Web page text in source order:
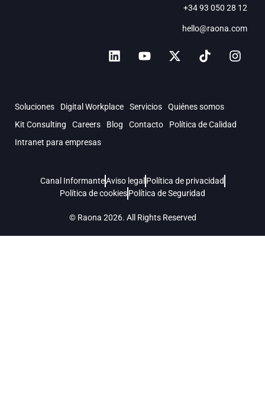
+34 93 050 28 12
hello@raona.com
Soluciones Digital Workplace Servicios
Quiénes somos
Kit Consulting
Careers Blog Contacto
Política de Calidad
Intranet para empresas
© Raona 2026. All Rights Reserved
Canal InformanteAviso legal Política de privacidad
Política de cookiesPolítica de Seguridad